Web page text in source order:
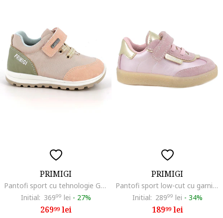
PRIMIGI
Pantofi sport cu tehnologie Gore-Tex si sireturi elastice, Roz somon/Piersica/Verde sparanghel
Initial: 36999 lei - 27%
26999lei
PRIMIGI
Pantofi sport low-cut cu garnituri din piele intoarsa, Auriu/Roz pastel/Roz pal
Initial: 28999 lei - 34%
18999lei